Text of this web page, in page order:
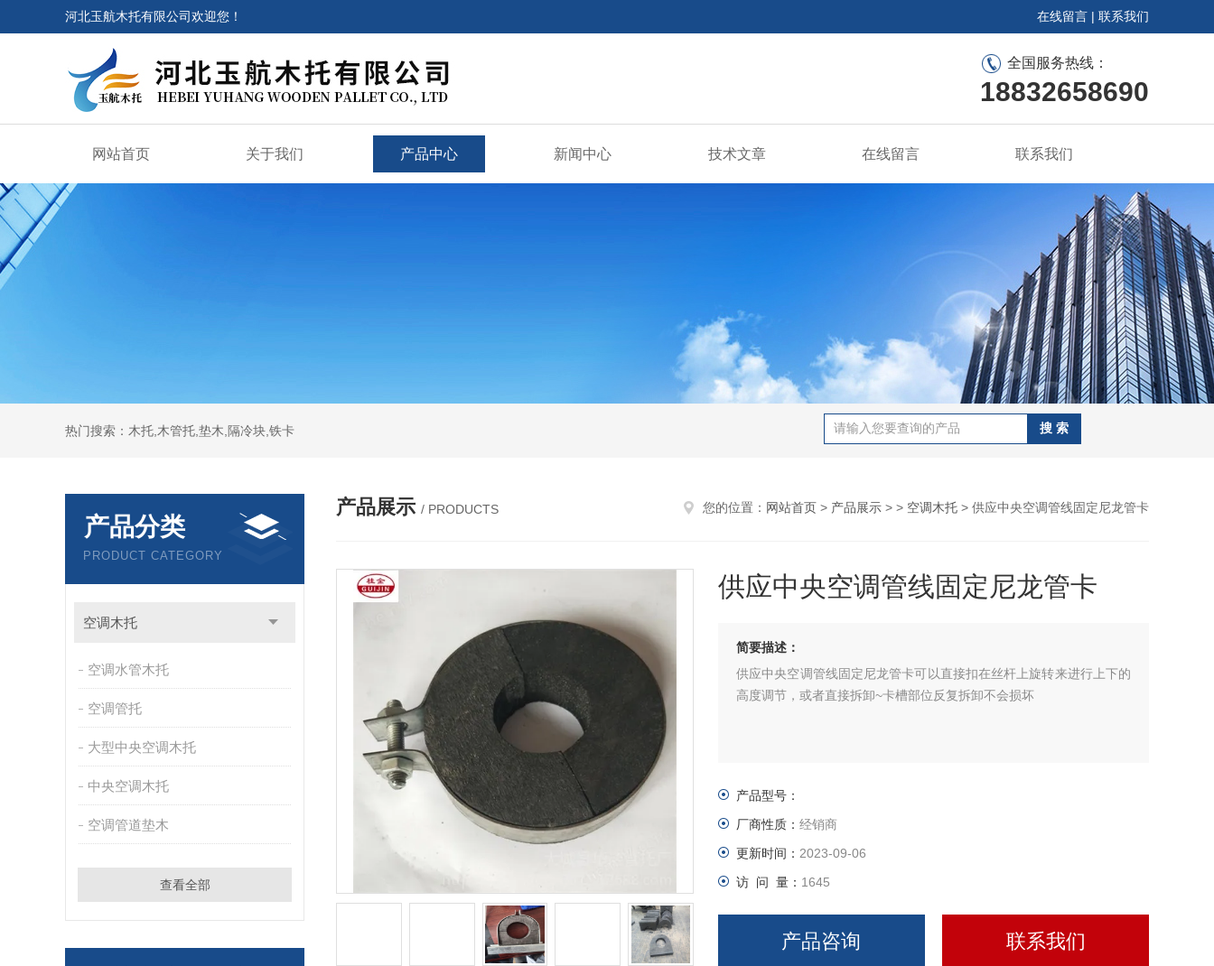
河北玉航木托有限公司欢迎您！ 在线留言 | 联系我们
全国服务热线：
18832658690
网站首页 关于我们 产品中心 新闻中心 技术文章 在线留言 联系我们
热门搜索：木托,木管托,垫木,隔冷块,铁卡
产品分类
PRODUCT CATEGORY
空调木托
空调水管木托
空调管托
大型中央空调木托
中央空调木托
空调管道垫木
查看全部
产品展示 / PRODUCTS 您的位置： 网站首页 > 产品展示 > > 空调木托 > 供应中央空调管线固定尼龙管卡
供应中央空调管线固定尼龙管卡
简要描述：
供应中央空调管线固定尼龙管卡可以直接扣在丝杆上旋转来进行上下的
高度调节，或者直接拆卸~卡槽部位反复拆卸不会损坏
产品型号：
厂商性质： 经销商
更新时间： 2023-09-06
访 问 量： 1645
产品咨询 联系我们